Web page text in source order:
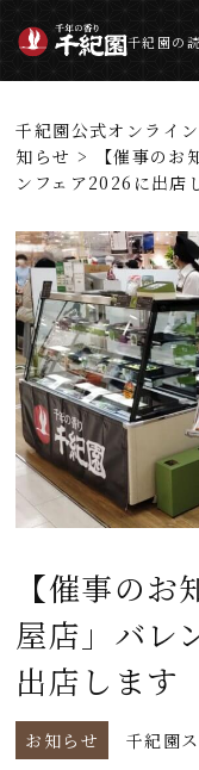
千紀園の
千紀園公式オンライ
知らせ > 【催事のお
ンフェア2026に出店
【催事の
屋店」バレ
出店します
お知らせ 千紀園